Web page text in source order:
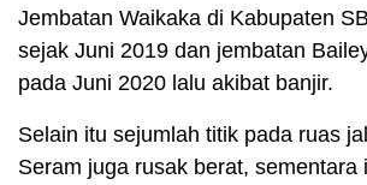
Jembatan Waikaka di Kabupaten
sejak Juni 2019 dan jembatan
pada Juni 2020 lalu akibat banjir.
Selain itu sejumlah titik pada ruas
Seram juga rusak berat, sementara